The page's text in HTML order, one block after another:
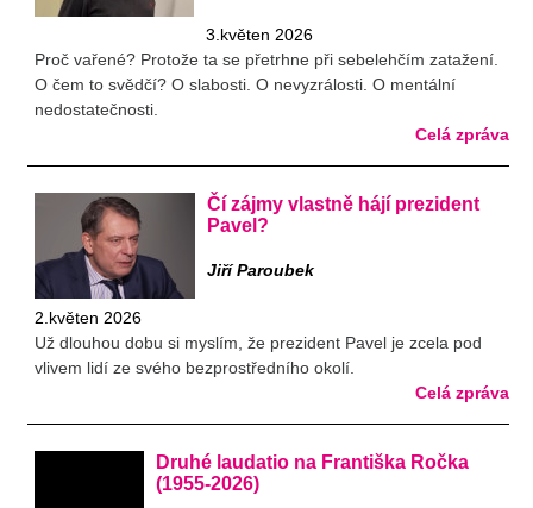
3.květen 2026
Proč vařené? Protože ta se přetrhne při sebelehčím zatažení.
O čem to svědčí? O slabosti. O nevyzrálosti. O mentální
nedostatečnosti.
Celá zpráva
Čí zájmy vlastně hájí prezident
Pavel?
Jiří Paroubek
2.květen 2026
Už dlouhou dobu si myslím, že prezident Pavel je zcela pod
vlivem lidí ze svého bezprostředního okolí.
Celá zpráva
Druhé laudatio na Františka Ročka
(1955-2026)